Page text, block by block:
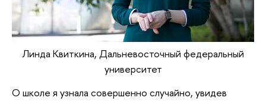
Линда Квиткина, Дальневосточный федеральный
университет
О школе я узнала совершенно случайно, увидев